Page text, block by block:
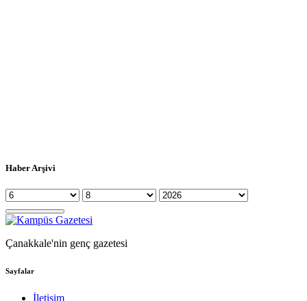
Haber Arşivi
Çanakkale'nin genç gazetesi
Sayfalar
İletişim